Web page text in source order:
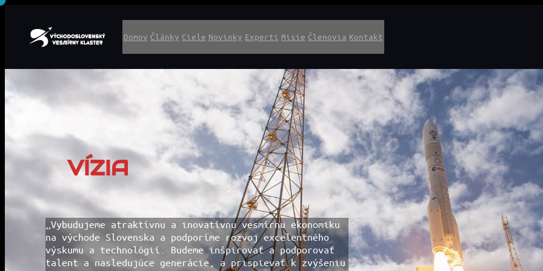
Obsah
Domov Články Ciele Novinky Experti Misie Členovia Kontakt
VÍZIA
„Vybudujeme atraktívnu a inovatívnu vesmírnu ekonomiku
na východe Slovenska a podporíme rozvoj excelentného
výskumu a technológií. Budeme inšpirovať a podporovať
talent a nasledujúce generácie, a prispievať k zvýšeniu